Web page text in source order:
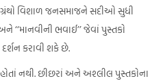
ગ્રંથો વિશાળ જનસમાજને સદીઓ સુધી
‘‘માનવીની ભવાઈ’’ જેવાં પુસ્તકો
કરાવી શકે છે.
નથી. છીછરાં અને અશ્લીલ પુસ્તકોના